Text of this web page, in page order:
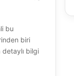
bu
biri
bilgi